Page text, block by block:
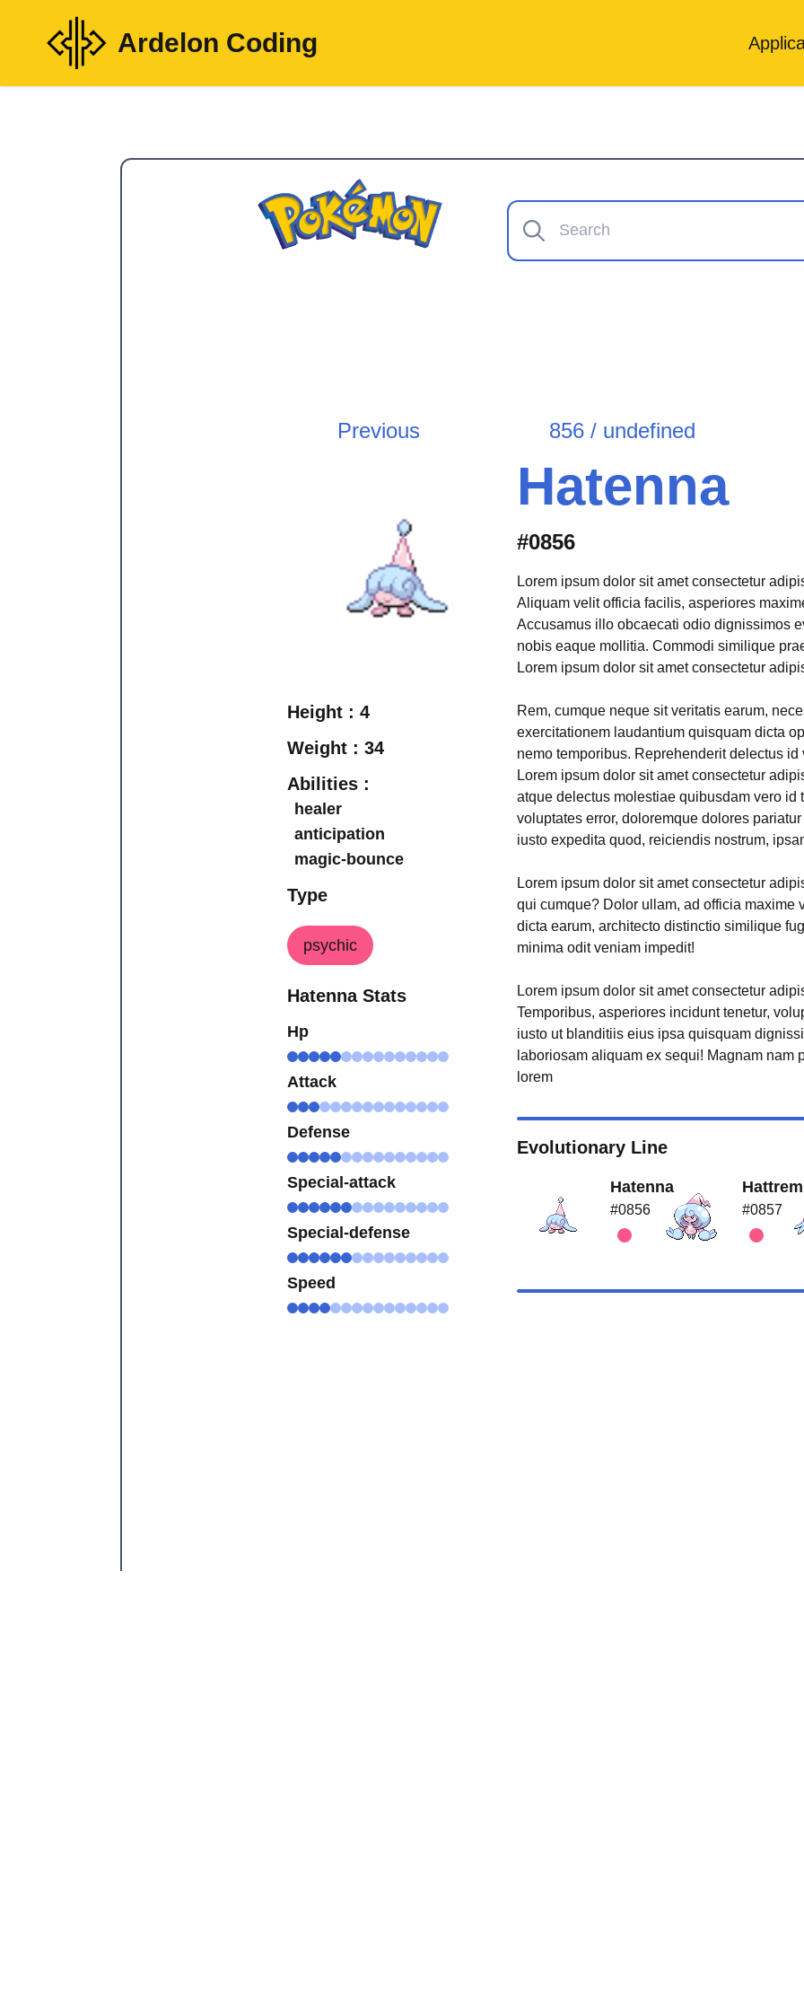
Ardelon Coding
Previous 856 / undefined
Height :4
Weight :34
Abilities :
healer
anticipation
magic-bounce
Type
psychic
Hatenna Stats
Hp
Attack
Defense
Special-attack
Special-defense
Speed
Hatenna
#0856
Lorem ipsum dolor sit amet consectetur
Aliquam velit officia facilis, asperiores
Accusamus illo obcaecati odio dignissimos
nobis eaque mollitia. Commodi similique
Lorem ipsum dolor sit amet consectetur
Rem, cumque neque sit veritatis earum,
exercitationem laudantium quisquam dicta
nemo temporibus. Reprehenderit delectus id
Lorem ipsum dolor sit amet consectetur
atque delectus molestiae quibusdam vero id
voluptates error, doloremque dolores
iusto expedita quod, reiciendis nostrum,
Lorem ipsum dolor sit amet consectetur
qui cumque? Dolor ullam, ad officia maxime
dicta earum, architecto distinctio similique
minima odit veniam impedit!
Lorem ipsum dolor sit amet consectetur
Temporibus, asperiores incidunt tenetur,
iusto ut blanditiis eius ipsa quisquam
laboriosam aliquam ex sequi! Magnam nam
lorem
Evolutionary Line
Hatenna
#0856
Hattrem
#0857